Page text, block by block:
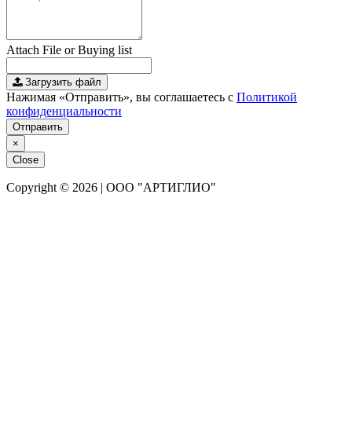
Attach File or Buying list
Загрузить файл
Нажимая «Отправить», вы соглашаетесь с Политикой
конфиденциальности
Отправить
×
Close
Copyright © 2026 | ООО "АРТИГЛИО"